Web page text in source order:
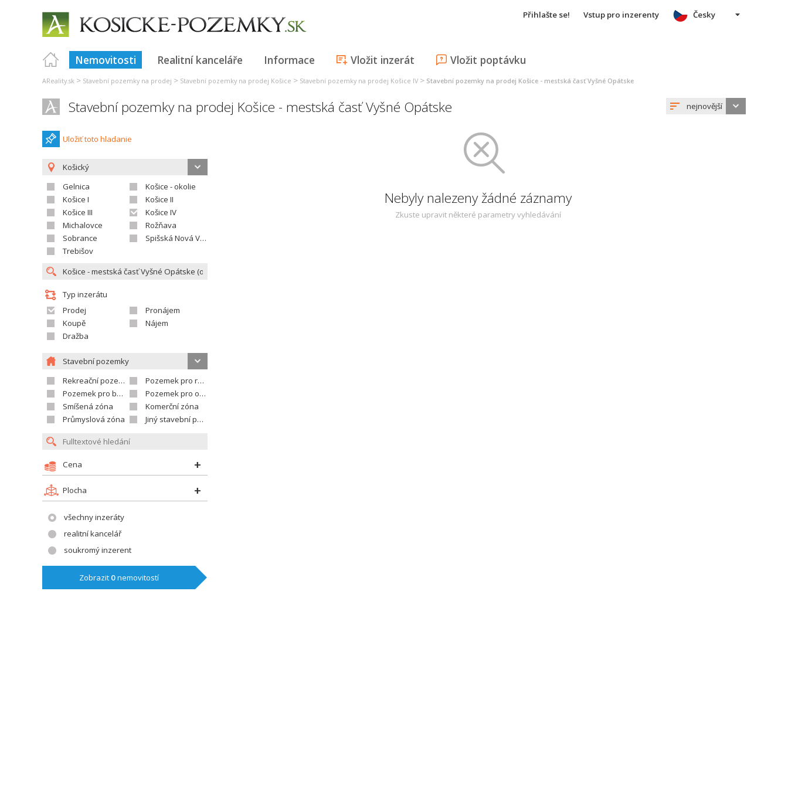
Přihlašte se! Vstup pro inzerenty
Nemovitosti Realitní kanceláře Informace Vložit inzerát Vložit poptávku
Česky
AReality.sk > Stavební pozemky na prodej > Stavební pozemky na prodej Košice > Stavební pozemky na prodej Košice IV > Stavební pozemky na prodej Košice - mestská časť Vyšné Opátske
Stavební pozemky na prodej Košice - mestská časť Vyšné Opátske nejnovější
Uložiť toto hladanie
Košický
Gelnica
Košice - okolie
Košice I
Košice II
Košice III
Košice IV
Michalovce
Rožňava
Sobrance
Spišská Nová Ves
Trebišov
Typ inzerátu
Prodej
Pronájem
Koupě
Nájem
Dražba
Stavební pozemky
Rekreační pozemek
Pozemek pro rodinné domy
Pozemek pro bytovou výstavbu
Pozemek pro občanskou vybavenost
Smíšená zóna
Komerční zóna
Průmyslová zóna
Jiný stavební pozemek
Cena
Plocha
všechny inzeráty
realitní kancelář
soukromý inzerent
Zobrazit 0nemovitostí
Nebyly nalezeny žádné záznamy
Zkuste upravit některé parametry vyhledávání